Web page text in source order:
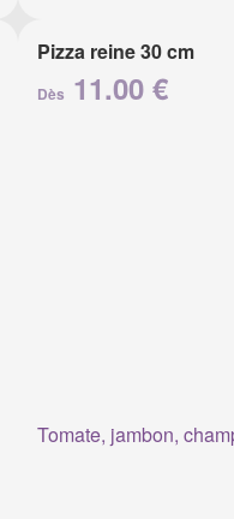
Pizza reine 30 cm
Dès 11.00 €
Tomate, jambon,